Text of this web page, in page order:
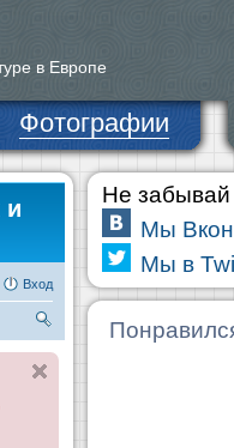
в Европе
Фотографии
и
Вход
ск
Не забывай
Мы
Мы в